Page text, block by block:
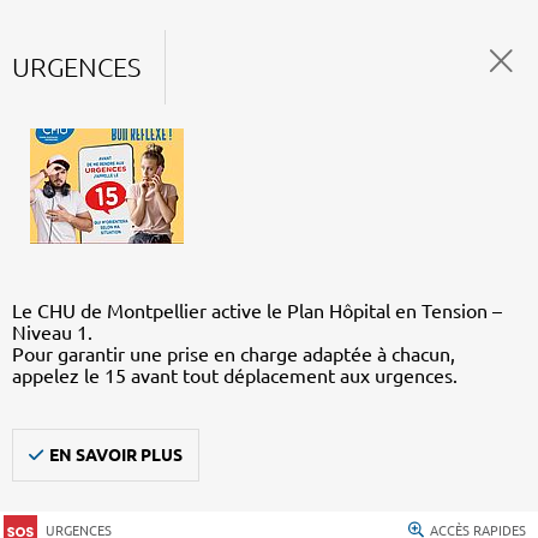
URGENCES
Le CHU de Montpellier active le Plan Hôpital en Tension –
Niveau 1.
Pour garantir une prise en charge adaptée à chacun,
appelez le 15 avant tout déplacement aux urgences.
EN SAVOIR PLUS
URGENCES ACCÈS RAPIDES